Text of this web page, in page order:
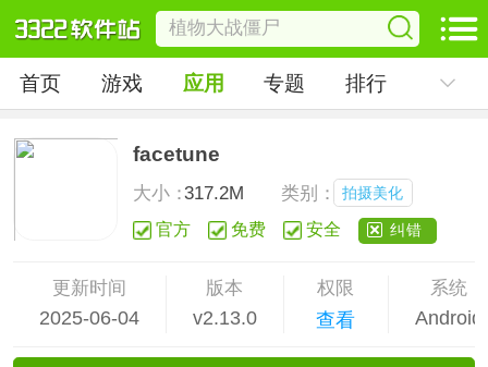
首页 游戏 应用 专题 排行
facetune
大小：317.2M 类别： 拍摄美化
官方 免费 安全 纠错
更新时间
2025-06-04
版本
v2.13.0
权限
查看
系统
Android